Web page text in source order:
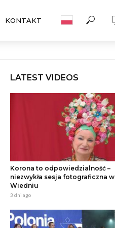
KONTAKT
LATEST VIDEOS
Korona to odpowiedzialność –
niezwykła sesja fotograficzna w
Wiedniu
3 dni ago